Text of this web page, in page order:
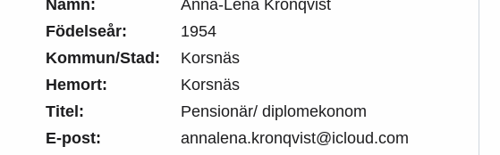
Namn:
Anna-Lena Kronqvist
Födelseår:
1954
Kommun/Stad:
Korsnäs
Hemort:
Korsnäs
Titel:
Pensionär/ diplomekonom
E-post:
annalena.kronqvist@icloud.com